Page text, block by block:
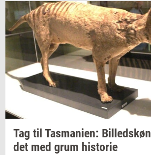
Tag til Tas­ma­ni­en: Bil­leds­køn
det med grum hi­sto­rie